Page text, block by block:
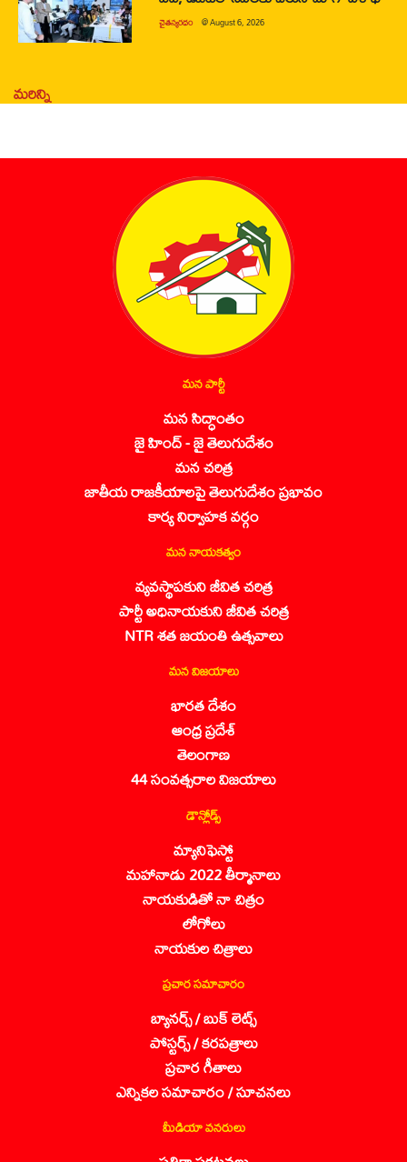
చైతన్యరధం @August 6, 2026
మరిన్ని
మన పార్టీ
మన సిద్ధాంతం
జై హింద్ - జై తెలుగుదేశం
మన చరిత్ర
జాతీయ రాజకీయాలపై తెలుగుదేశం ప్రభావం
కార్య నిర్వాహక వర్గం
మన నాయకత్వం
వ్యవస్థాపకుని జీవిత చరిత్ర
పార్టీ అధినాయకుని జీవిత చరిత్ర
NTR శత జయంతి ఉత్సవాలు
మన విజయాలు
భారత దేశం
ఆంధ్ర ప్రదేశ్
తెలంగాణ
44 సంవత్సరాల విజయాలు
డౌన్లోడ్స్
మ్యానిఫెస్టో
మహానాడు 2022 తీర్మానాలు
నాయకుడితో నా చిత్రం
లోగోలు
నాయకుల చిత్రాలు
ప్రచార సమాచారం
బ్యానర్స్ / బుక్ లెట్స్
పోస్టర్స్ / కరపత్రాలు
ప్రచార గీతాలు
ఎన్నికల సమాచారం / సూచనలు
మీడియా వనరులు